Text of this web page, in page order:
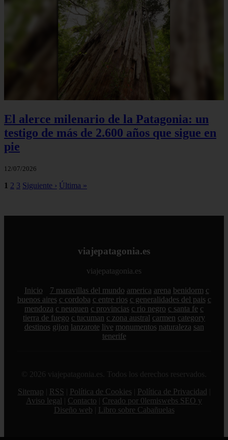
un básico que no puede faltar
El alerce milenario de la Patagonia: un
12/07/2026
Siguiente › Última »